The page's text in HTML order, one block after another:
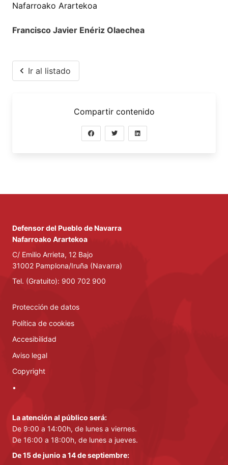
Nafarroako Arartekoa
Francisco Javier Enériz Olaechea
Ir al listado
Compartir contenido
Defensor del Pueblo de Navarra
Nafarroako Arartekoa
C/ Emilio Arrieta, 12 Bajo
31002 Pamplona/Iruña (Navarra)
Tel. (Gratuito): 900 702 900
Protección de datos
Política de cookies
Accesibilidad
Aviso legal
Copyright
•
La atención al público será:
De 9:00 a 14:00h, de lunes a viernes.
De 16:00 a 18:00h, de lunes a jueves.
De 15 de junio a 14 de septiembre: